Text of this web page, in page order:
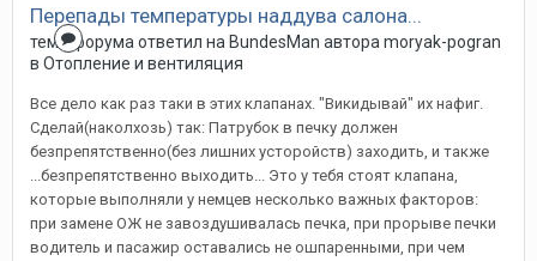
Перепады температуры наддува салона...
тема форума ответил на BundesMan автора moryak-pogran
в Отопление и вентиляция
Все дело как раз таки в этих клапанах. "Викидывай" их нафиг.
Сделай(наколхозь) так: Патрубок в печку должен
безпрепятственно(без лишних усторойств) заходить, и также
...безпрепятственно выходить... Это у тебя стоят клапана,
которые выполняли у немцев несколько важных факторов:
при замене ОЖ не завоздушивалась печка, при прорыве печки
водитель и пасажир оставались не ошпаренными, при чем